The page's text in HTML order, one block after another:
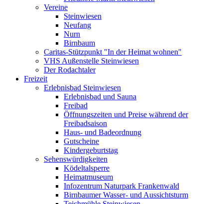
Vereine
Steinwiesen
Neufang
Nurn
Birnbaum
Caritas-Stützpunkt "In der Heimat wohnen"
VHS Außenstelle Steinwiesen
Der Rodachtaler
Freizeit
Erlebnisbad Steinwiesen
Erlebnisbad und Sauna
Freibad
Öffnungszeiten und Preise während der
Freibadsaison
Haus- und Badeordnung
Gutscheine
Kindergeburtstag
Sehenswürdigkeiten
Ködeltalsperre
Heimatmuseum
Infozentrum Naturpark Frankenwald
Birnbaumer Wasser- und Aussichtsturm